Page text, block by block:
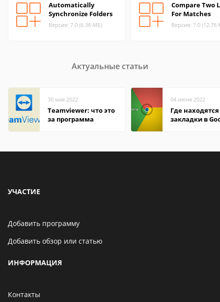
Automatically
Synchronize Folders
Версия: 7.0 (6.38 МБ)
Compare Two
For Matches
Версия: 7.0 (12.76
Актуальные статьи
30 мая 2022
Teamviewer: что это
за программа
04 июня 2022
Где находятся
закладки в
УЧАСТИЕ
Добавить программу
Добавить обзор или статью
ИНФОРМАЦИЯ
Контакты